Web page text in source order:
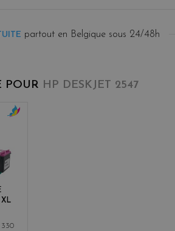
partout en Belgique sous 24/48h
POUR HP DESKJET 2547
XL
o
r
330